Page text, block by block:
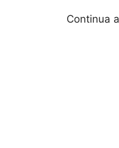
Continua